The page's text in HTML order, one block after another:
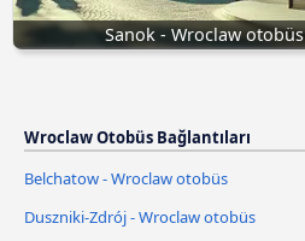
Sanok - Wroclaw otobüs
Wroclaw Otobüs Bağlantıları
Belchatow - Wroclaw otobüs
Duszniki-Zdrój - Wroclaw otobüs